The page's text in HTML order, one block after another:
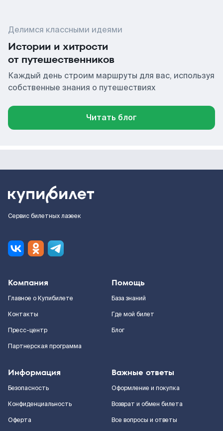
Делимся классными идеями
Истории и хитрости
от путешественников
Каждый день строим маршруты для вас, используя
собственные знания о путешествиях
Читать блог
Сервис билетных лазеек
Компания
Главное о Купибилете
Контакты
Пресс-центр
Партнерская программа
Помощь
База знаний
Где мой билет
Блог
Информация
Безопасность
Конфиденциальность
Оферта
Важные ответы
Оформление и покупка
Возврат и обмен билета
Все вопросы и ответы